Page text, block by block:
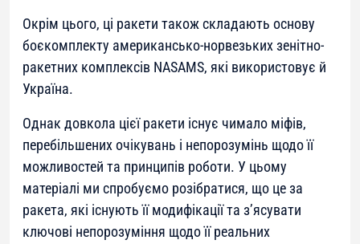
Окрім цього, ці ракети також складають основу
боєкомплекту американсько-норвезьких зенітно-
ракетних комплексів NASAMS, які використовує й
Україна.
Однак довкола цієї ракети існує чимало міфів,
перебільшених очікувань і непорозумінь щодо її
можливостей та принципів роботи. У цьому
матеріалі ми спробуємо розібратися, що це за
ракета, які існують її модифікації та з’ясувати
ключові непорозуміння щодо її реальних